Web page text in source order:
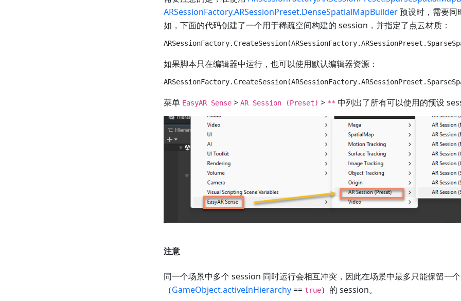
ARSessionFactory.ARSessionPreset.DenseSpatialMapBuilder预设时，需要同
如，下面的代码创建了一个用于稀疏空间构建的 session，并指定了点云材质：
如果脚本只在编辑器中运行，也可以使用默认编辑器资源：
菜单 EasyAR Sense> AR Session (Preset) > ** 中列出了所有可以使用的预设
注意
同一个场景中多个 session 同时运行会相互冲突，因此在场景中最多只能保留一
（GameObject.activeInHierarchy== true）的 session。